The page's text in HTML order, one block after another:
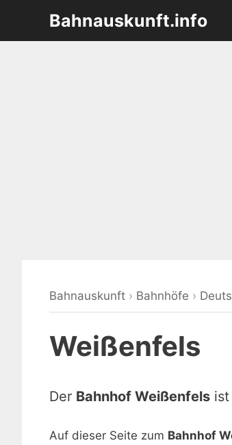
springen
Bahnauskunft.info
Bahnauskunft › Bahnhöfe ›
Weißenfels
Der Bahnhof Weißenfels
Auf dieser Seite zum Bahnhof